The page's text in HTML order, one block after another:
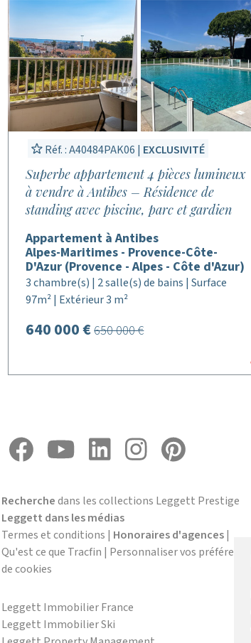
Réf. : A40484PAK06 | EXCLUSIVITÉ
Superbe appartement 4 pièces lumineux
à vendre à Antibes – Résidence de
standing avec piscine, parc et gardien
Appartement à Antibes
Alpes-Maritimes - Provence-Côte-
D'Azur (Provence - Alpes - Côte d'Azur)
3 chambre(s) | 2 salle(s) de bains | Surface
97m² | Extérieur 3 m²
640 000 €650 000 €
Recherchedans les collections Leggett Prestige
Leggett dans les médias
Termes et conditions | Honoraires d'agences|
Qu'est ce que Tracfin | Personnaliser vos
de cookies
Leggett Immobilier France
Leggett Immobilier Ski